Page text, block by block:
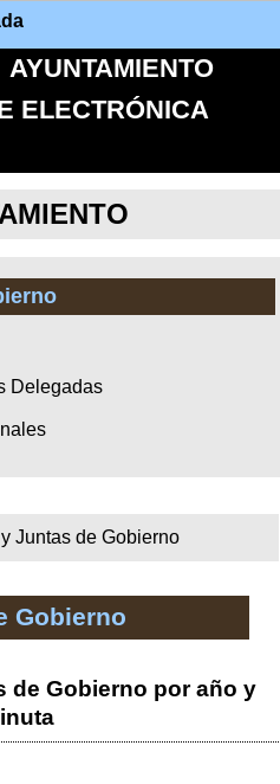
AYUNTAMIENTO
ELECTRÓNICA
Delegadas
Juntas de Gobierno
Gobierno
de Gobierno por año y